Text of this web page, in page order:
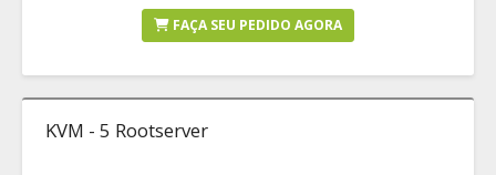
FAÇA SEU PEDIDO AGORA
KVM - 5 Rootserver